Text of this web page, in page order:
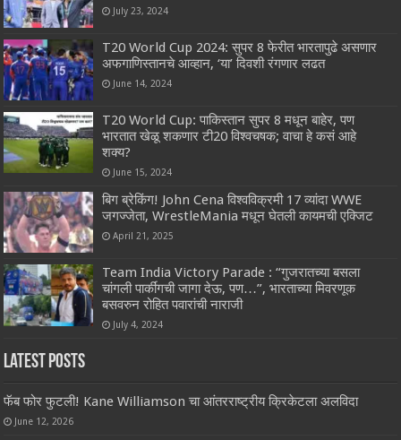
July 23, 2024
T20 World Cup 2024: सुपर 8 फेरीत भारतापुढे असणार
अफगाणिस्तानचे आव्हान, ‘या’ दिवशी रंगणार लढत
June 14, 2024
T20 World Cup: पाकिस्तान सुपर 8 मधून बाहेर, पण
भारतात खेळू शकणार टी20 विश्वचषक; वाचा हे कसं आहे
शक्य?
June 15, 2024
बिग ब्रेकिंग! John Cena विश्वविक्रमी 17 व्यांदा WWE
जगज्जेता, WrestleMania मधून घेतली कायमची एक्जिट
April 21, 2025
Team India Victory Parade : “गुजरातच्या बसला
चांगली पार्कींगची जागा देऊ, पण…”, भारताच्या मिवरणूक
बसवरुन रोहित पवारांची नाराजी
July 4, 2024
Latest Posts
फॅब फोर फुटली! Kane Williamson चा आंतरराष्ट्रीय क्रिकेटला अलविदा
June 12, 2026